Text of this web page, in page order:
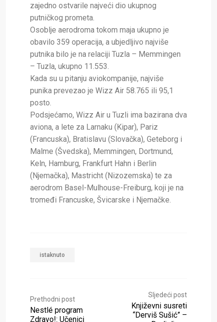
zajedno ostvarile najveći dio ukupnog
putničkog prometa.
Osoblje aerodroma tokom maja ukupno je
obavilo 359 operacija, a ubjedljivo najviše
putnika bilo je na relaciji Tuzla – Memmingen
– Tuzla, ukupno 11.553.
Kada su u pitanju aviokompanije, najviše
punika prevezao je Wizz Air 58.765 ili 95,1
posto.
Podsjećamo, Wizz Air u Tuzli ima bazirana dva
aviona, a lete za Larnaku (Kipar), Pariz
(Francuska), Bratislavu (Slovačka), Geteborg i
Malme (Švedska), Memmingen, Dortmund,
Keln, Hamburg, Frankfurt Hahn i Berlin
(Njemačka), Mastricht (Nizozemska) te za
aerodrom Basel-Mulhouse-Freiburg, koji je na
tromeđi Francuske, Švicarske i Njemačke.
istaknuto
Prethodni post
Nestlé program
Zdravo!: Učenici
Sljedeći post
Književni susreti
“Derviš Sušić” –